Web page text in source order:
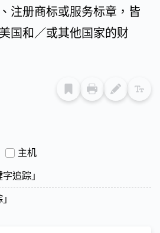
注册商标或服务标章，皆
国和／或其他国家的财
主机
追踪」